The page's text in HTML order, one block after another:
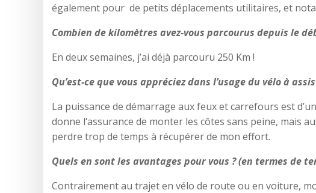
également pour de petits déplacements utilitaires, et
Combien de kilomètres avez-vous parcourus depuis le
En deux semaines, j’ai déjà parcouru 250 Km !
Qu’est-ce que vous appréciez dans l’usage du vélo à
La puissance de démarrage aux feux et carrefours est
donne l‘assurance de monter les côtes sans peine, mais
perdre trop de temps à récupérer de mon effort.
Quels en sont les avantages pour vous ? (en termes de
Contrairement au trajet en vélo de route ou en voiture,